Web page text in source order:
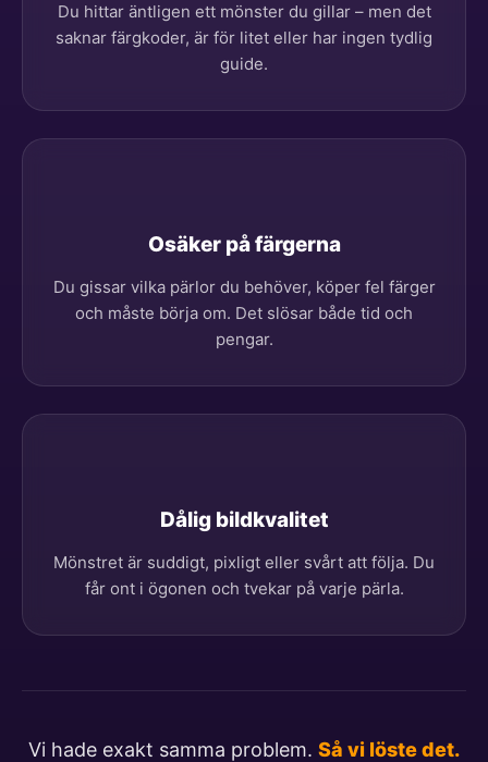
Du hittar äntligen ett mönster du gillar – men det
saknar färgkoder, är för litet eller har ingen tydlig
guide.
Osäker på färgerna
Du gissar vilka pärlor du behöver, köper fel färger
och måste börja om. Det slösar både tid och
pengar.
Dålig bildkvalitet
Mönstret är suddigt, pixligt eller svårt att följa. Du
får ont i ögonen och tvekar på varje pärla.
Vi hade exakt samma problem. Så vi löste det.